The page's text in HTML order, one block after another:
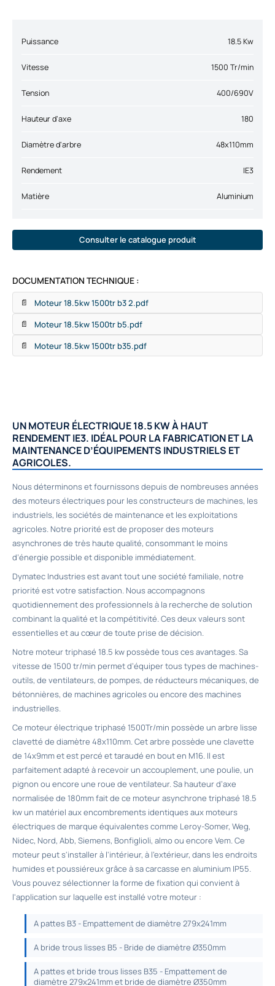
Puissance 18.5 Kw
Vitesse 1500 Tr/min
Tension 400/690V
Hauteur d'axe 180
Diamètre d'arbre 48x110mm
Rendement IE3
Matière Aluminium
Consulter le catalogue produit
DOCUMENTATION TECHNIQUE :
📄 Moteur 18.5kw 1500tr b3 2.pdf
📄 Moteur 18.5kw 1500tr b5.pdf
📄 Moteur 18.5kw 1500tr b35.pdf
UN MOTEUR ÉLECTRIQUE 18.5 KW À HAUT
RENDEMENT IE3. IDÉAL POUR LA FABRICATION ET LA
MAINTENANCE D’ÉQUIPEMENTS INDUSTRIELS ET
AGRICOLES.
Nous déterminons et fournissons depuis de nombreuses années
des moteurs électriques pour les constructeurs de machines, les
industriels, les sociétés de maintenance et les exploitations
agricoles. Notre priorité est de proposer des moteurs
asynchrones de très haute qualité, consommant le moins
d’énergie possible et disponible immédiatement.
Dymatec Industries est avant tout une société familiale, notre
priorité est votre satisfaction. Nous accompagnons
quotidiennement des professionnels à la recherche de solution
combinant la qualité et la compétitivité. Ces deux valeurs sont
essentielles et au cœur de toute prise de décision.
Notre moteur triphasé 18.5 kw possède tous ces avantages. Sa
vitesse de 1500 tr/min permet d’équiper tous types de machines-
outils, de ventilateurs, de pompes, de réducteurs mécaniques, de
bétonnières, de machines agricoles ou encore des machines
industrielles.
Ce moteur électrique triphasé 1500Tr/min possède un arbre lisse
clavetté de diamètre 48x110mm. Cet arbre possède une clavette
de 14x9mm et est percé et taraudé en bout en M16. Il est
parfaitement adapté à recevoir un accouplement, une poulie, un
pignon ou encore une roue de ventilateur. Sa hauteur d’axe
normalisée de 180mm fait de ce moteur asynchrone triphasé 18.5
kw un matériel aux encombrements identiques aux moteurs
électriques de marque équivalentes comme Leroy-Somer, Weg,
Nidec, Nord, Abb, Siemens, Bonfiglioli, almo ou encore Vem. Ce
moteur peut s'installer à l'intérieur, à l'extérieur, dans les endroits
humides et poussiéreux grâce à sa carcasse en aluminium IP55.
Vous pouvez sélectionner la forme de fixation qui convient à
l'application sur laquelle est installé votre moteur :
A pattes B3 - Empattement de diamètre 279x241mm
A bride trous lisses B5 - Bride de diamètre Ø350mm
A pattes et bride trous lisses B35 - Empattement de
diamètre 279x241mm et bride de diamètre Ø350mm